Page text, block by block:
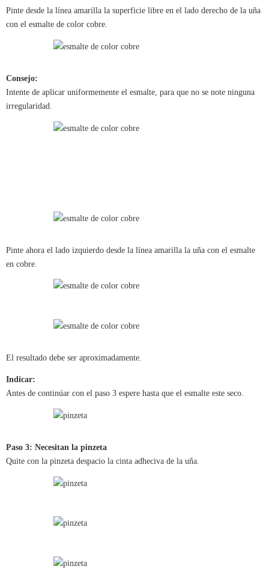
Pinte desde la línea amarilla la superficie libre en el lado derecho de la uña
con el esmalte de color cobre.
Consejo:
Intente de aplicar uniformemente el esmalte, para que no se note ninguna
irregularidad.
Pinte ahora el lado izquierdo desde la línea amarilla la uña con el esmalte
en cobre.
El resultado debe ser aproximadamente.
Indicar:
Antes de continúar con el paso 3 espere hasta que el esmalte este seco.
Paso 3: Necesitan la pinzeta
Quite con la pinzeta despacio la cinta adheciva de la uña.